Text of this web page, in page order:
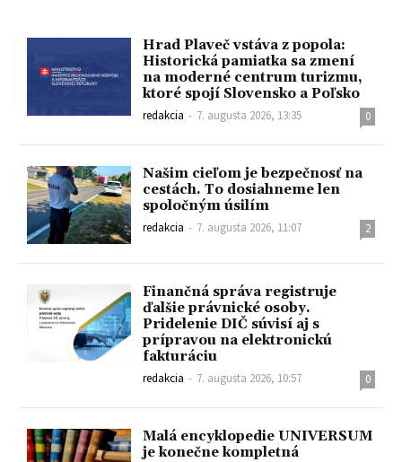
Hrad Plaveč vstáva z popola:
Historická pamiatka sa zmení
na moderné centrum turizmu,
ktoré spojí Slovensko a Poľsko
redakcia - 7. augusta 2026, 13:35 0
Našim cieľom je bezpečnosť na
cestách. To dosiahneme len
spoločným úsilím
redakcia - 7. augusta 2026, 11:07 2
Finančná správa registruje
ďalšie právnické osoby.
Pridelenie DIČ súvisí aj s
prípravou na elektronickú
fakturáciu
redakcia - 7. augusta 2026, 10:57 0
Malá encyklopedie UNIVERSUM
je konečne kompletná